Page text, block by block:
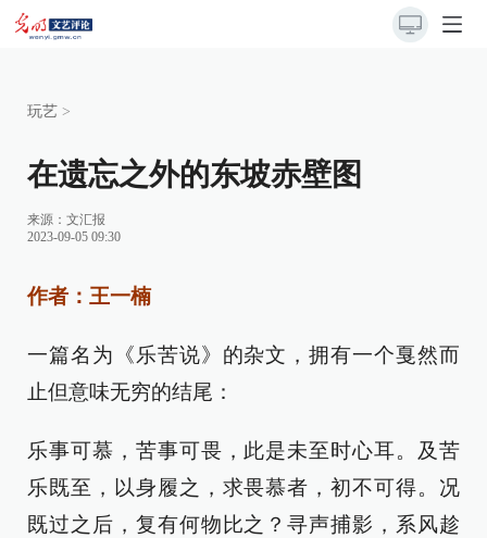
玩艺 >
在遗忘之外的东坡赤壁图
来源： 文汇报
2023-09-05 09:30
作者：王一楠
一篇名为《乐苦说》的杂文，拥有一个戛然而
止但意味无穷的结尾：
乐事可慕，苦事可畏，此是未至时心耳。及苦
乐既至，以身履之，求畏慕者，初不可得。况
既过之后，复有何物比之？寻声捕影，系风趁